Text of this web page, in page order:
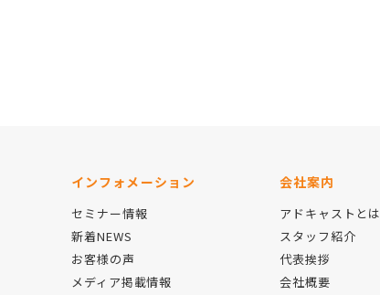
インフォメーション
セミナー情報
新着NEWS
お客様の声
メディア掲載情報
会社案内
アドキャストとは
スタッフ紹介
代表挨拶
会社概要